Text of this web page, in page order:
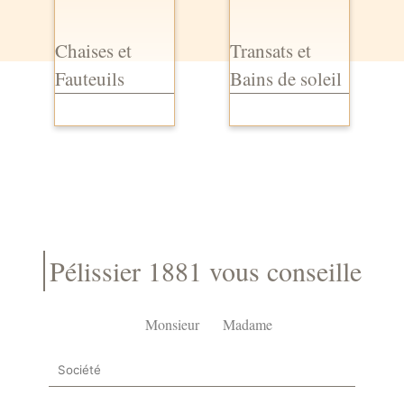
Chaises et
Fauteuils
Transats et
Bains de soleil
Pélissier 1881 vous conseille
Monsieur Madame